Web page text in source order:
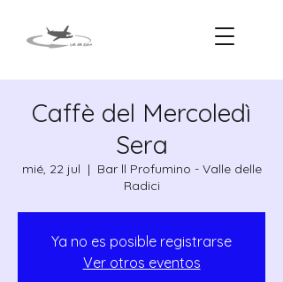
Caffè del Mercoledì
Sera
mié, 22 jul
  |
Bar ll Profumino - Valle delle
Radici
Ya no es posible registrarse
Ver otros eventos